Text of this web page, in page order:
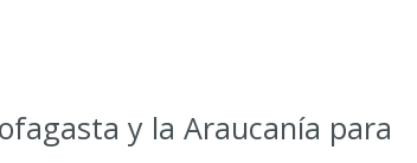
y la Araucanía para